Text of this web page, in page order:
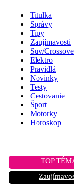
Titulka
Správy
Tipy
Zaujímavosti
Suv/
Elektro
Pravidlá
Novinky
Testy
Cestovanie
Šport
Motorky
Horoskop
TOP